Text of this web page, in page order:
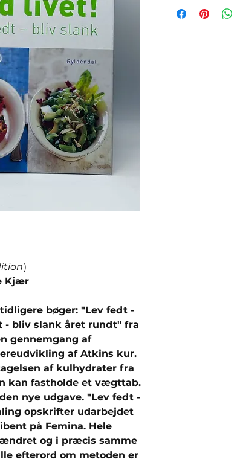
)
Kjær
bøger: "Lev fedt -
- bliv slank året rundt" fra
gennemgang af
af Atkins kur.
af kulhydrater fra
kan fastholde et vægttab.
nye udgave. "Lev fedt -
opskrifter udarbejdet
på Femina. Hele
og i præcis samme
efterord om metoden er